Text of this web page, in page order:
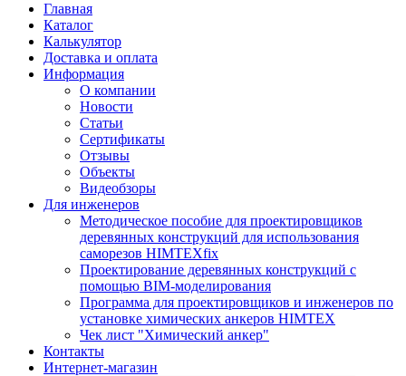
Главная
Каталог
Калькулятор
Доставка и оплата
Информация
О компании
Новости
Статьи
Сертификаты
Отзывы
Объекты
Видеобзоры
Для инженеров
Методическое пособие для проектировщиков
деревянных конструкций для использования
саморезов HIMTEXfix
Проектирование деревянных конструкций с
помощью BIM-моделирования
Программа для проектировщиков и инженеров по
установке химических анкеров HIMTEX
Чек лист "Химический анкер"
Контакты
Интернет-магазин